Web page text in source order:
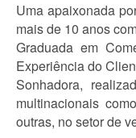
Uma apaixonada
mais de 10 anos
Graduada em
Experiência do
Sonhadora,
multinacionais
outras, no setor de